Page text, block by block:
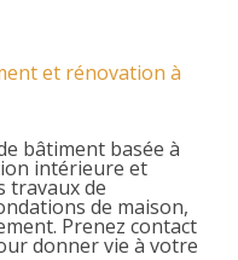
et rénovation à
bâtiment basée à
intérieure et
travaux de
de maison,
Prenez contact
donner vie à votre